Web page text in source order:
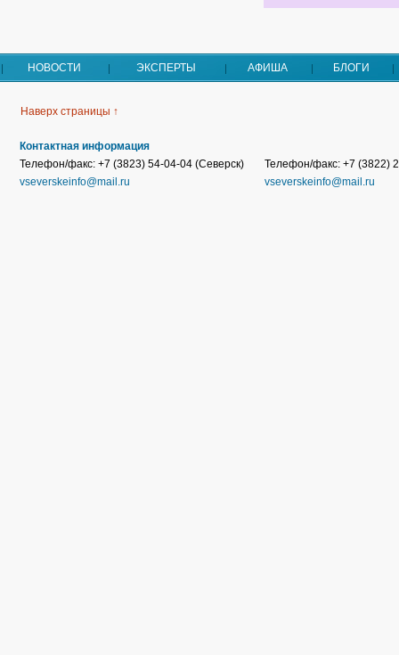
НОВОСТИ ЭКСПЕРТЫ АФИША БЛОГИ
Наверх страницы ↑
Контактная информация
Телефон/факс: +7 (3823) 54-04-04 (Северск)
vseverskeinfo@mail.ru
Телефон/факс: +7 (3822)
vseverskeinfo@mail.ru